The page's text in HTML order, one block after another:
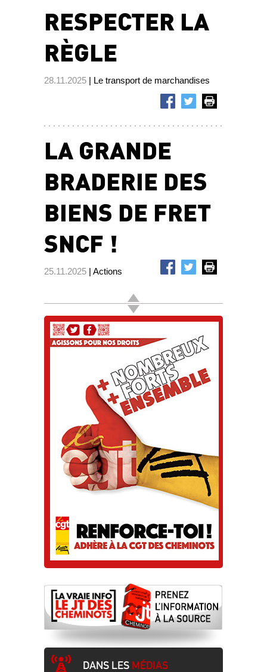
RESPECTER LA
RÈGLE
28.11.2025 | Le transport de marchandises
LA GRANDE
BRADERIE DES
BIENS DE FRET
SNCF !
25.11.2025 | Actions
DANS LES MÉDIAS